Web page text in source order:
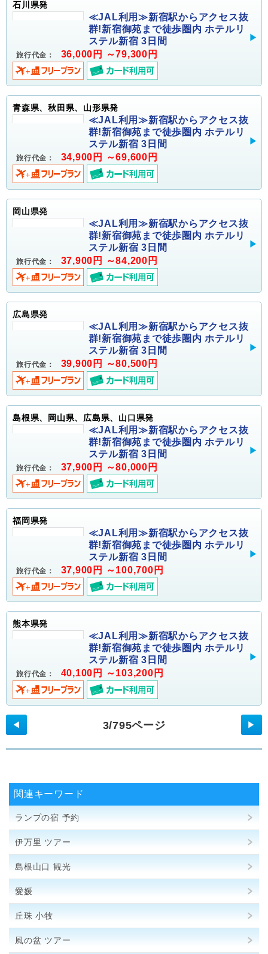
石川県発
≪JAL利用≫新宿駅からアクセス抜
群!新宿御苑まで徒歩圏内 ホテルリ
ステル新宿 3日間
旅行代金： 36,000円 ～79,300円
青森県、秋田県、山形県発
≪JAL利用≫新宿駅からアクセス抜
群!新宿御苑まで徒歩圏内 ホテルリ
ステル新宿 3日間
旅行代金： 34,900円 ～69,600円
岡山県発
≪JAL利用≫新宿駅からアクセス抜
群!新宿御苑まで徒歩圏内 ホテルリ
ステル新宿 3日間
旅行代金： 37,900円 ～84,200円
広島県発
≪JAL利用≫新宿駅からアクセス抜
群!新宿御苑まで徒歩圏内 ホテルリ
ステル新宿 3日間
旅行代金： 39,900円 ～80,500円
島根県、岡山県、広島県、山口県発
≪JAL利用≫新宿駅からアクセス抜
群!新宿御苑まで徒歩圏内 ホテルリ
ステル新宿 3日間
旅行代金： 37,900円 ～80,000円
福岡県発
≪JAL利用≫新宿駅からアクセス抜
群!新宿御苑まで徒歩圏内 ホテルリ
ステル新宿 3日間
旅行代金： 37,900円 ～100,700円
熊本県発
≪JAL利用≫新宿駅からアクセス抜
群!新宿御苑まで徒歩圏内 ホテルリ
ステル新宿 3日間
旅行代金： 40,100円 ～103,200円
3/795ページ
◀ ▶
関連キーワード
ランプの宿 予約
伊万里 ツアー
島根山口 観光
愛媛
丘珠 小牧
風の盆 ツアー